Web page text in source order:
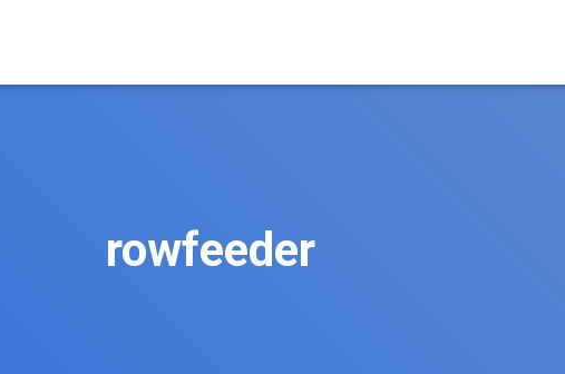
rowfeeder